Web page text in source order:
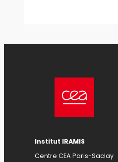
Institut IRAMIS
Centre CEA Paris-Saclay